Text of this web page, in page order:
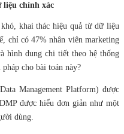
liệu chính xác
khai thác hiệu quả từ dữ liệu
chỉ có 47% nhân viên marketing
hình dung chi tiết theo hệ thống
cho bài toán này?
Management Platform) được
được hiểu đơn giản như một
dùng.